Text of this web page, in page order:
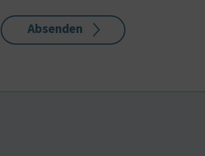
Absenden